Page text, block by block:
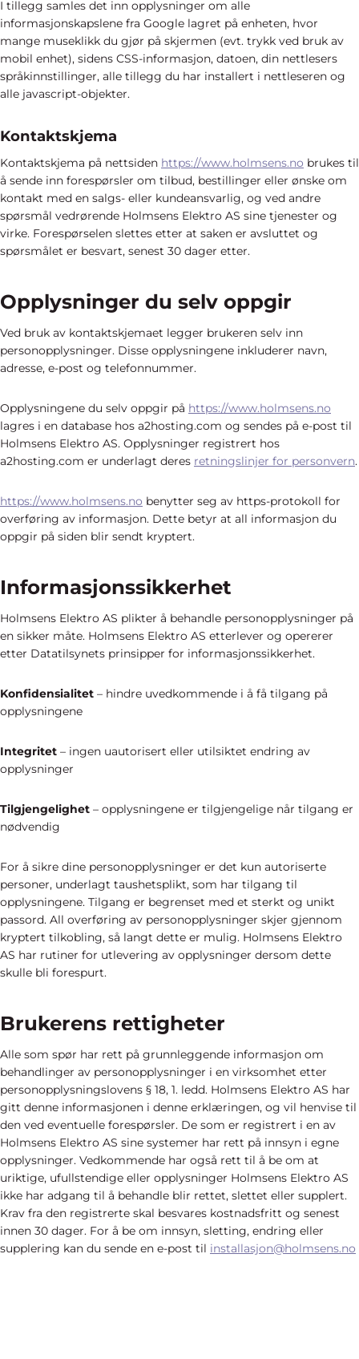
I tillegg samles det inn opplysninger om alle
informasjonskapslene fra Google lagret på enheten, hvor
mange museklikk du gjør på skjermen (evt. trykk ved bruk av
mobil enhet), sidens CSS-informasjon, datoen, din nettlesers
språkinnstillinger, alle tillegg du har installert i nettleseren og
alle javascript-objekter.
Kontaktskjema
Kontaktskjema på nettsiden https://www.holmsens.no brukes til
å sende inn forespørsler om tilbud, bestillinger eller ønske om
kontakt med en salgs- eller kundeansvarlig, og ved andre
spørsmål vedrørende Holmsens Elektro AS sine tjenester og
virke. Forespørselen slettes etter at saken er avsluttet og
spørsmålet er besvart, senest 30 dager etter.
Opplysninger du selv oppgir
Ved bruk av kontaktskjemaet legger brukeren selv inn
personopplysninger. Disse opplysningene inkluderer navn,
adresse, e-post og telefonnummer.
Opplysningene du selv oppgir på https://www.holmsens.no
lagres i en database hos a2hosting.com og sendes på e-post til
Holmsens Elektro AS. Opplysninger registrert hos
a2hosting.com er underlagt deres retningslinjer for personvern.
https://www.holmsens.no benytter seg av https-protokoll for
overføring av informasjon. Dette betyr at all informasjon du
oppgir på siden blir sendt kryptert.
Informasjonssikkerhet
Holmsens Elektro AS plikter å behandle personopplysninger på
en sikker måte. Holmsens Elektro AS etterlever og opererer
etter Datatilsynets prinsipper for informasjonssikkerhet.
Konfidensialitet – hindre uvedkommende i å få tilgang på
opplysningene
Integritet – ingen uautorisert eller utilsiktet endring av
opplysninger
Tilgjengelighet – opplysningene er tilgjengelige når tilgang er
nødvendig
For å sikre dine personopplysninger er det kun autoriserte
personer, underlagt taushetsplikt, som har tilgang til
opplysningene. Tilgang er begrenset med et sterkt og unikt
passord. All overføring av personopplysninger skjer gjennom
kryptert tilkobling, så langt dette er mulig. Holmsens Elektro
AS har rutiner for utlevering av opplysninger dersom dette
skulle bli forespurt.
Brukerens rettigheter
Alle som spør har rett på grunnleggende informasjon om
behandlinger av personopplysninger i en virksomhet etter
personopplysningslovens § 18, 1. ledd. Holmsens Elektro AS har
gitt denne informasjonen i denne erklæringen, og vil henvise til
den ved eventuelle forespørsler. De som er registrert i en av
Holmsens Elektro AS sine systemer har rett på innsyn i egne
opplysninger. Vedkommende har også rett til å be om at
uriktige, ufullstendige eller opplysninger Holmsens Elektro AS
ikke har adgang til å behandle blir rettet, slettet eller supplert.
Krav fra den registrerte skal besvares kostnadsfritt og senest
innen 30 dager. For å be om innsyn, sletting, endring eller
supplering kan du sende en e-post til installasjon@holmsens.no